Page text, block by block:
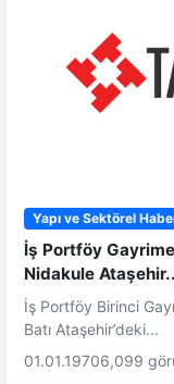
Yapı ve Sektörel
İş Portföy
Nidakule
İş Portföy Birinci
Batı Ataşehir’deki...
01.01.19706,099